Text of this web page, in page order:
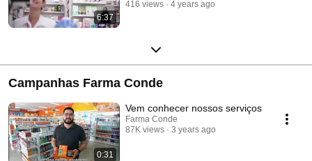
6:37
416 views
4 years ago
Campanhas Farma Conde
0:31
Vem conhecer nossos serviços
Farma Conde
87K views
3 years ago